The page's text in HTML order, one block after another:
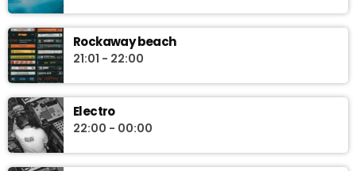
Rockaway beach
21:01 - 22:00
Electro
22:00 - 00:00